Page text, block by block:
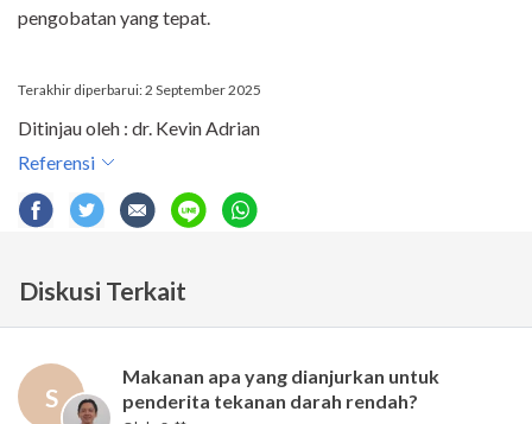
pengobatan yang tepat.
Terakhir diperbarui: 2 September 2025